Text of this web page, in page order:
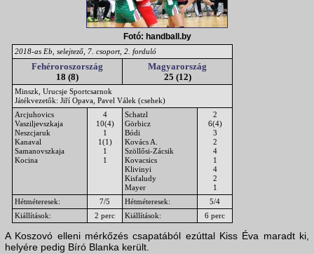
Fotó: handball.by
2018-as Eb, selejtező, 7. csoport, 2. forduló
Fehéroroszország
18 (8)
Magyarország
25 (12)
Minszk, Urucsje Sportcsarnok
Játékvezetők: Jiří Opava, Pavel Válek (csehek)
Arcjuhovics
Vasziljevszkaja
Neszcjaruk
Kanaval
Samanovszkaja
Kocina
4
10(4)
1
1(1)
1
1
Schatzl
Görbicz
Bódi
Kovács A.
Szöllősi-Zácsik
Kovacsics
Klivinyi
Kisfaludy
Mayer
2
6(4)
3
2
4
1
4
2
1
Hétméteresek:
7/5 Hétméteresek:
5/4
Kiállítások:
2 perc Kiállítások: 6 perc
A Koszovó elleni mérkőzés csapatából ezúttal Kiss Éva maradt ki,
helyére pedig Bíró Blanka került.